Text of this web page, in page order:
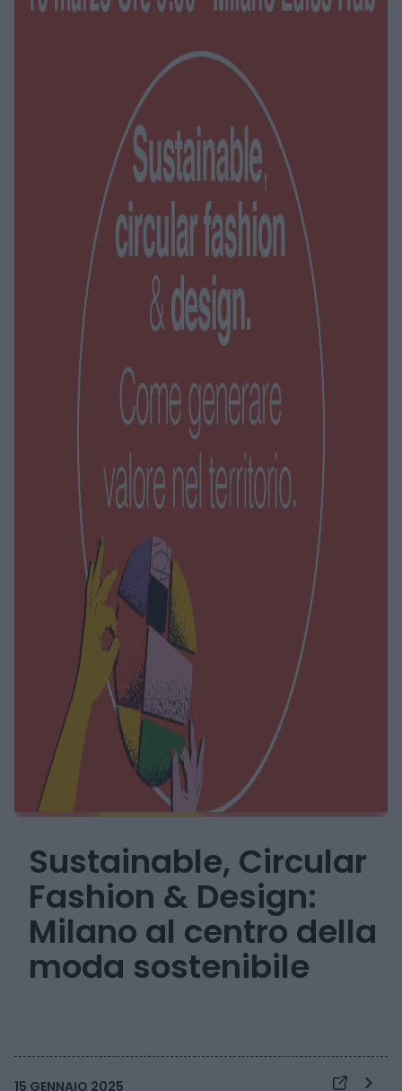
Sustainable, Circular
Fashion & Design:
Milano al centro della
moda sostenibile
15 GENNAIO 2025